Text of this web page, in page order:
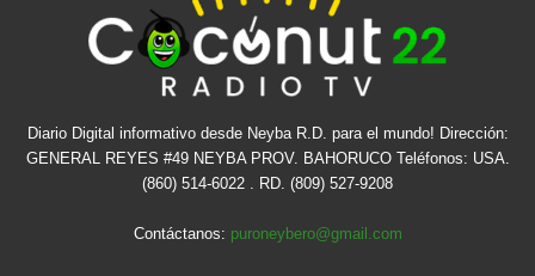
Diario Digital informativo desde Neyba R.D. para el mundo! Dirección:
GENERAL REYES #49 NEYBA PROV. BAHORUCO Teléfonos: USA.
(860) 514-6022 . RD. (809) 527-9208
Contáctanos: puroneybero@gmail.com